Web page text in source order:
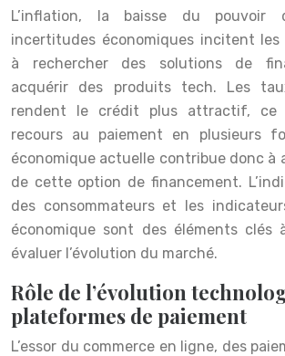
L’inflation, la baisse du pouvoir
incertitudes économiques incitent les
à rechercher des solutions de
acquérir des produits tech. Les
rendent le crédit plus attractif, ce
recours au paiement en plusieurs
économique actuelle contribue donc à
de cette option de financement.
des consommateurs et les
économique sont des éléments clés
évaluer l’évolution du marché.
Rôle de l’évolution
plateformes de paiement
L’essor du commerce en ligne, des